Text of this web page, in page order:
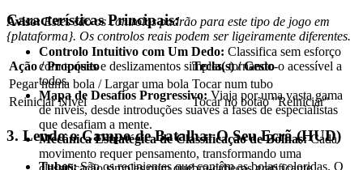
Características Principais:
Controlo Intuitivo com Um Dedo: Classifica sem esforço
com toques e deslizamentos simples, tornando-o acessível a
todos.
Mapa de Desafios Progressivo: Viaja por uma vasta gama
de níveis, desde introduções suaves a fases de especialistas
que desafiam a mente.
Mecânica Estratégica de Classificação de Bolhas:Cada
movimento requer pensamento, transformando uma
Aviso: Estes são os controlos padrão para este tipo de jogo em
{plataforma}. Os controlos reais podem ser ligeiramente diferentes.
Ação / Propósito
Tecla(s) / Gesto
Pegar numa bola / Largar uma bola Tocar num tubo
Reiniciar Nível
Tocar no botão "Reiniciar"
3. Lendo o Campo de Batalha: O Seu Ecrã (HUD)
Tubos:São os recipientes que contêm as bolas coloridas. O